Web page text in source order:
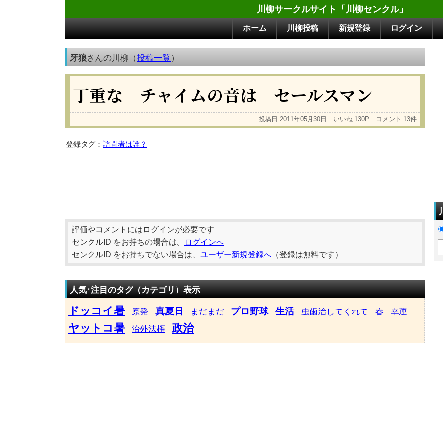
川柳サークルサイト「川柳センクル」
ホーム 川柳投稿 新規登録 ログイン
牙狼さんの川柳（投稿一覧）
丁重な チャイムの音は セールスマン
投稿日:2011年05月30日 いいね:130P コメント:13件
登録タグ： 訪問者は誰？
評価やコメントにはログインが必要です
センクルID をお持ちの場合は、
ログインへ
センクルID をお持ちでない場合は、 ユーザー新規登録へ （登録は無料です）
人気･注目のタグ（カテゴリ）表示
ドッコイ暑 原発 真夏日 まだまだ プロ野球 生活 虫歯治してくれて 春 幸運
ヤットコ暑 治外法権 政治